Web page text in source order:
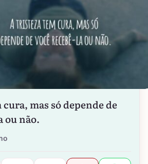
mas só depende de
ou não.